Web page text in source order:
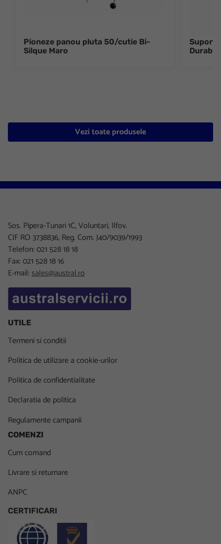
Pioneze panou pluta 50/cutie Bi-
Silque Maro
Suport
Vezi toate produsele
Sos. Pipera-Tunari 1C, Voluntari, Ilfov.
CIF RO 3738836, Reg. Com. J40/9039/1993
Telefon: 021 528 18 18
Fax: 021 528 18 16
E-mail:sales@austral.ro
UTILE
Termeni si conditii
Politica de utilizare a cookie-urilor
Politica de confidentialitate
Declaratia de politica
Regulamente campanii
COMENZI
Cum comand
Livrare si returnare
ANPC
CERTIFICARI